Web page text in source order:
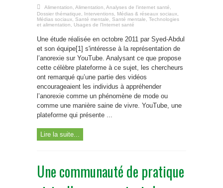
Alimentation Alimentation Analyses de l'internet santé
Dossier thématique
Interventions Médias & réseaux sociaux
Médias sociaux Santé mentale Santé mentale
Technologies
et alimentation
Usages de l'Internet santé
Une étude réalisée en octobre 2011 par Syed-Abdul
et son équipe[1] s'intéresse à la représentation de
l’anorexie sur YouTube. Analysant ce que propose
cette célèbre plateforme à ce sujet, les chercheurs
ont remarqué qu’une partie des vidéos
encourageaient les individus à appréhender
l’anorexie comme un phénomène de mode ou
comme une manière saine de vivre. YouTube, une
plateforme qui présente ...
Lire la suite...
Une communauté de pratique